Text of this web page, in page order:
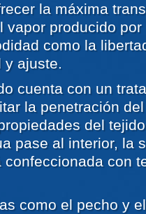
la máxima
vapor producido
como la
y ajuste.
cuenta con un
la penetración
del
pase al interior, la
con
como el pecho y